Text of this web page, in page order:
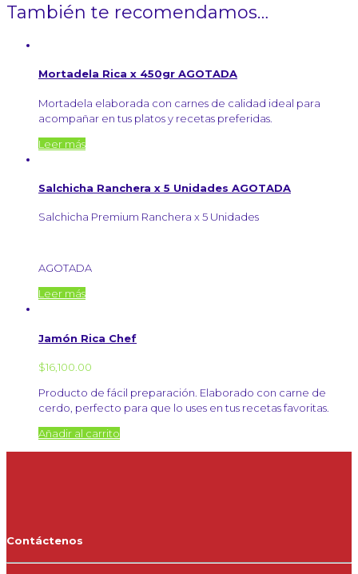
También te recomendamos…
Mortadela Rica x 450gr AGOTADA
Mortadela elaborada con carnes de calidad ideal para
acompañar en tus platos y recetas preferidas.
Leer más
Salchicha Ranchera x 5 Unidades AGOTADA
Salchicha Premium Ranchera x 5 Unidades
AGOTADA
Leer más
Jamón Rica Chef
$16,100.00
Producto de fácil preparación. Elaborado con carne de
cerdo, perfecto para que lo uses en tus recetas favoritas.
Añadir al carrito
Contáctenos